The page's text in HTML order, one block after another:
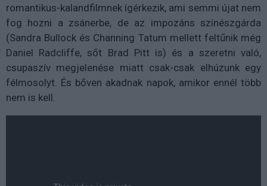
romantikus-kalandfilmnek ígérkezik, ami semmi újat nem
fog hozni a zsánerbe, de az impozáns színészgárda
(Sandra Bullock és Channing Tatum mellett feltűnik még
Daniel Radcliffe, sőt Brad Pitt is) és a szeretni való,
csupaszív megjelenése miatt csak-csak elhúzunk egy
félmosolyt. És bőven akadnak napok, amikor ennél több
nem is kell.